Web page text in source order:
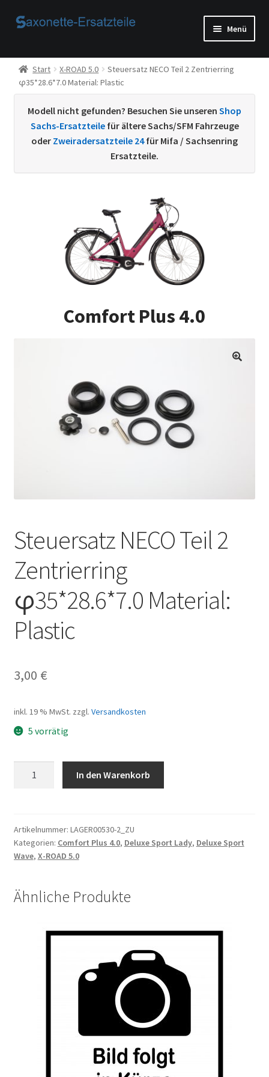
Zur
Zum
Menü
Start
AGB
Beispiel-Seite
Datenschutzerklärung von
Vertrag widerrufen
Zahlungsarten
Start X-ROAD 5.0
Steuersatz NECO Teil 2 Zentrierring
φ35*28.6*7.0 Material: Plastic
Modell nicht gefunden? Besuchen Sie unseren Shop
Sachs-Ersatzteilefür ältere Sachs/SFM Fahrzeuge
oder Zweiradersatzteile 24für Mifa / Sachsenring
Ersatzteile.
Comfort Plus 4.0
Steuersatz NECO Teil 2
Zentrierring
φ35*28.6*7.0 Material:
Plastic
3,00 €
inkl. 19 % MwSt. zzgl. Versandkosten
5 vorrätig
Zentrierring
φ35*28.6*7.0
Material:
Menge
In den Warenkorb
Artikelnummer: LAGER00530-2_ZU
Kategorien: Comfort Plus 4.0, Deluxe Sport Lady, Deluxe Sport
Wave, X-ROAD 5.0
Ähnliche Produkte